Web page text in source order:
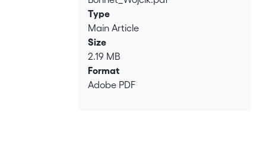
Loading...
Type
Main Article
Size
2.19 MB
Format
Adobe PDF